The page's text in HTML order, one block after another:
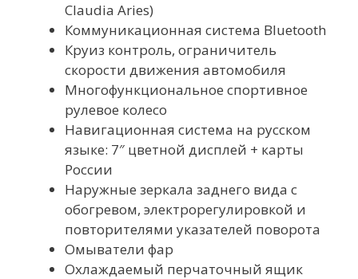
Claudia Aries)
Коммуникационная система Bluetooth
Круиз контроль, ограничитель
скорости движения автомобиля
Многофункциональное спортивное
рулевое колесо
Навигационная система на русском
языке: 7″ цветной дисплей + карты
России
Наружные зеркала заднего вида с
обогревом, электрорегулировкой и
повторителями указателей поворота
Омыватели фар
Охлаждаемый перчаточный ящик